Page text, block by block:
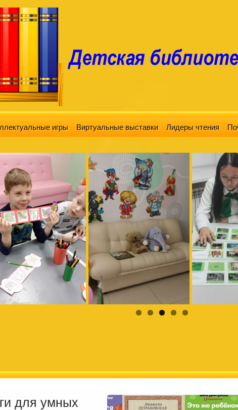
игры Виртуальные выставки Лидеры чтения
для умных